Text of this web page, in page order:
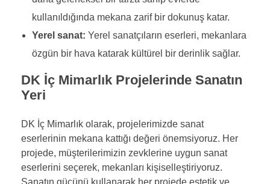
kullanıldığında mekana zarif bir dokunuş katar.
Yerel sanat: Yerel sanatçıların eserleri, mekanlara
özgün bir hava katarak kültürel bir derinlik sağlar.
DK İç Mimarlık Projelerinde Sanatın
Yeri
DK İç Mimarlık olarak, projelerimizde sanat
eserlerinin mekana kattığı değeri önemsiyoruz. Her
projede, müşterilerimizin zevklerine uygun sanat
eserlerini seçerek, mekanları kişiselleştiriyoruz.
Sanatın gücünü kullanarak her projede estetik ve